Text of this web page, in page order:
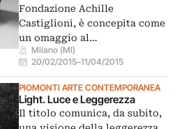
Fondazione Achille
Castiglioni, è concepita come
un omaggio al…
Milano (MI)
20/02/2015–11/04/2015
PIOMONTI ARTE CONTEMPORANEA
Light. Luce e Leggerezza
Il titolo comunica, da subito,